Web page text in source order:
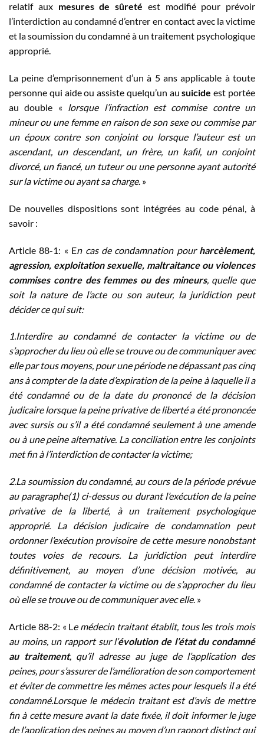
relatif aux mesures de sûreté est modifié pour prévoir
l’interdiction au condamné d’entrer en contact avec la victime
et la soumission du condamné à un traitement psychologique
approprié.
La peine d’emprisonnement d’un à 5 ans applicable à toute
personne qui aide ou assiste quelqu’un ausuicide est portée
au double « lorsque l’infraction est commise contre un
mineur ou une femme en raison de son sexe ou commise par
un époux contre son conjoint ou lorsque l’auteur est un
ascendant, un descendant, un frère, un kafil, un conjoint
divorcé, un fiancé, un tuteur ou une personne ayant autorité
sur la victime ou ayant sa charge. »
De nouvelles dispositions sont intégrées au code pénal, à
savoir :
Article 88-1: « En cas de condamnation pour harcèlement,
agression, exploitation sexuelle, maltraitance ou violences
commises contre des femmes ou des mineurs, quelle que
soit la nature de l’acte ou son auteur, la juridiction peut
décider ce qui suit:
1.Interdire au condamné de contacter la victime ou de
s’approcher du lieu où elle se trouve ou de communiquer avec
elle par tous moyens, pour une période ne dépassant pas cinq
ans à compter de la date d’expiration de la peine à laquelle il a
été condamné ou de la date du prononcé de la décision
judicaire lorsque la peine privative de liberté a été prononcée
avec sursis ou s’il a été condamné seulement à une amende
ou à une peine alternative. La conciliation entre les conjoints
met fin à l’interdiction de contacter la victime;
2.La soumission du condamné, au cours de la période prévue
au paragraphe(1) ci-dessus ou durant l’exécution de la peine
privative de la liberté, à un traitement psychologique
approprié. La décision judicaire de condamnation peut
ordonner l’exécution provisoire de cette mesure nonobstant
toutes voies de recours. La juridiction peut interdire
définitivement, au moyen d’une décision motivée, au
condamné de contacter la victime ou de s’approcher du lieu
où elle se trouve ou de communiquer avec elle. »
Article 88-2: « Le médecin traitant établit, tous les trois mois
au moins, un rapport sur l’évolution de l’état du condamné
au traitement, qu’il adresse au juge de l’application des
peines, pour s’assurer de l’amélioration de son comportement
et éviter de commettre les mêmes actes pour lesquels il a été
condamné.Lorsque le médecin traitant est d’avis de mettre
fin à cette mesure avant la date fixée, il doit informer le juge
de l’application des peines au moyen d’un rapport distinct qui